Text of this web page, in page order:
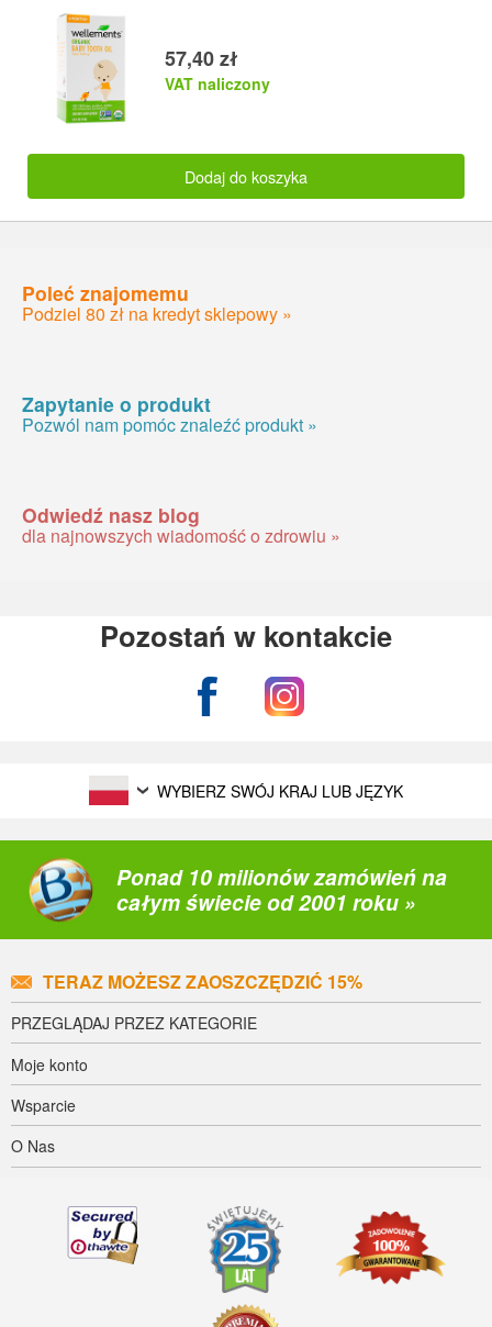
57,40 zł
VAT naliczony
Dodaj do koszyka
Poleć znajomemu
Podziel 80 zł na kredyt sklepowy »
Zapytanie o produkt
Pozwól nam pomóc znaleźć produkt »
Odwiedź nasz blog
dla najnowszych wiadomość o zdrowiu »
Pozostań w kontakcie
WYBIERZ SWÓJ KRAJ LUB JĘZYK
Ponad 10 milionów zamówień na
całym świecie od 2001 roku »
TERAZ MOŻESZ ZAOSZCZĘDZIĆ 15%
PRZEGLĄDAJ PRZEZ KATEGORIE
Moje konto
Wsparcie
O Nas